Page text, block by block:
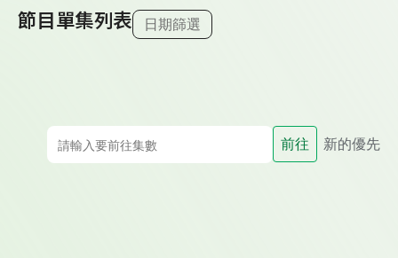
節目單集列表 日期篩選
前往 新的優先